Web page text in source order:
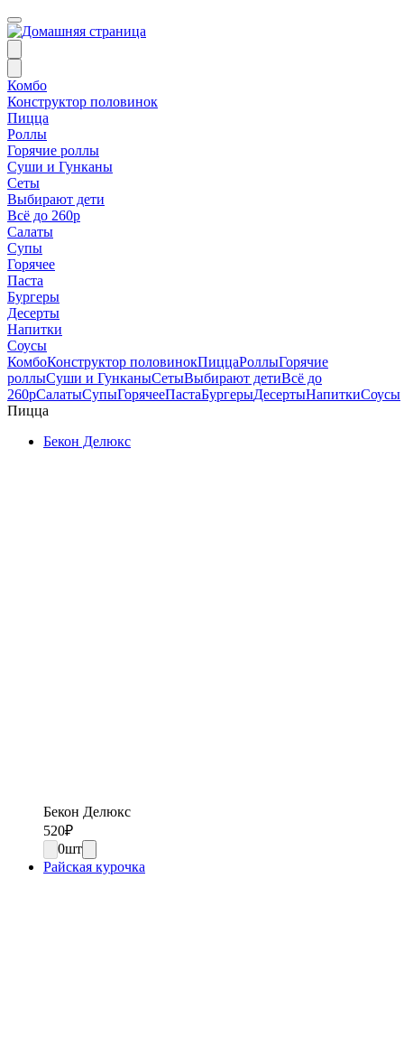
Комбо
Конструктор половинок
Пицца
Роллы
Горячие роллы
Суши и Гунканы
Сеты
Выбирают дети
Всё до 260р
Салаты
Супы
Горячее
Паста
Бургеры
Десерты
Напитки
Соусы
КомбоКонструктор половинокПиццаРоллыГорячие
роллыСуши и ГунканыСетыВыбирают детиВсё до
260рСалатыСупыГорячееПастаБургерыДесертыНапиткиСоусы
Пицца
Бекон Делюкс
Бекон Делюкс
520₽
0шт
Райская курочка